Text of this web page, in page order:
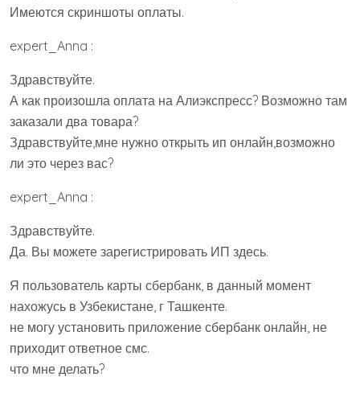
Имеются скриншоты оплаты.
expert_Anna :
Здравствуйте.
А как произошла оплата на Алиэкспресс? Возможно там
заказали два товара?
Здравствуйте,мне нужно открыть ип онлайн,возможно
ли это через вас?
expert_Anna :
Здравствуйте.
Да. Вы можете зарегистрировать ИП здесь.
Я пользователь карты сбербанк, в данный момент
нахожусь в Узбекистане, г Ташкенте.
не могу установить приложение сбербанк онлайн, не
приходит ответное смс.
что мне делать?